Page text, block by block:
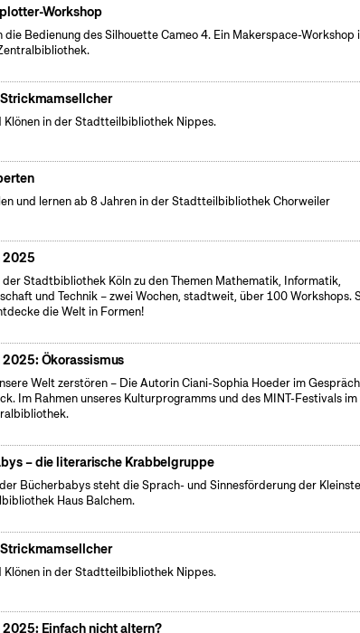
Workshop
die Bedienung des Silhouette Cameo 4. Ein Makerspace-Workshop
Klönen in der Stadtteilbibliothek Nippes.
und lernen ab 8 Jahren in der Stadtteilbibliothek Chorweiler
2025
der Stadtbibliothek Köln zu den Themen Mathematik, Informatik,
und Technik – zwei Wochen, stadtweit, über 100 Workshops.
die Welt in Formen!
2025: Ökorassismus
Welt zerstören – Die Autorin Ciani-Sophia Hoeder im
Im Rahmen unseres Kulturprogramms und des MINT-Festivals im
– die literarische Krabbelgruppe
Bücherbabys steht die Sprach- und Sinnesförderung der
Haus Balchem.
Klönen in der Stadtteilbibliothek Nippes.
2025: Einfach nicht altern?